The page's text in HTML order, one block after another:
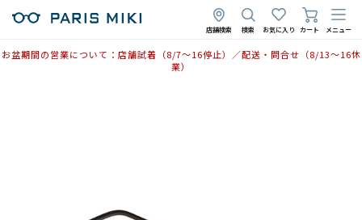
店舗検索 検索 お気に入り カート メニュー
お盆期間の営業について：店舗試着（8/7〜16停止）／配送・問合せ（8/13〜16休
業）